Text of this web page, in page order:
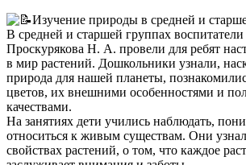
Изучение природы в средней и
В средней и старшей группах
Проскурякова Н. А. провели для ребят
в мир растений. Дошкольники узнали,
природа для нашей планеты,
цветов, их внешними особенностями и
качествами.
На занятиях дети учились наблюдать,
относиться к живым существам. Они
свойствах растений, о том, что каждое